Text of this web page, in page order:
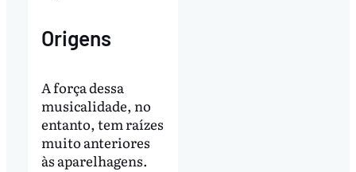
Origens
A força dessa
musicalidade, no
entanto, tem raízes
muito anteriores
às aparelhagens.